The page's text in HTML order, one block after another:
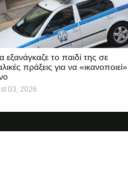
εξανάγκαζε το παιδί της σε
πράξεις για να «ικανοποιεί»
03, 2026